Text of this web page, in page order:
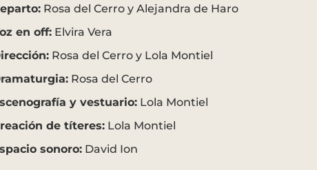
Rosa del Cerro y Alejandra de Haro
en off: Elvira Vera
Rosa del Cerro y Lola Montiel
Rosa del Cerro
y vestuario: Lola Montiel
de títeres: Lola Montiel
sonoro: David Ion